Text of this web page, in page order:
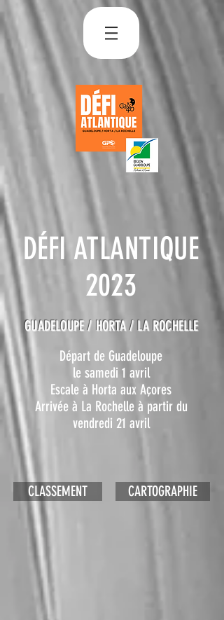
DÉFI ATLANTIQUE
2023
GUADELOUPE / HORTA / LA ROCHELLE
Départ de Guadeloupe
le samedi 1 avril
Escale à Horta aux Açores
Arrivée à La Rochelle à partir du
vendredi 21 avril
CLASSEMENT CARTOGRAPHIE